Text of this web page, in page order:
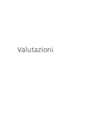
Valutazioni